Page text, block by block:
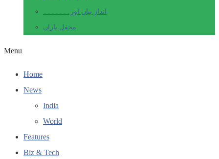
انداز بیاں اور۔۔۔۔۔۔۔
محفل یاراں
Menu
Home
News
India
World
Features
Biz & Tech